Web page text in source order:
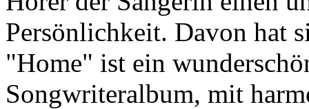
Persönlichkeit. Davon hat
"Home" ist ein
Songwriteralbum, mit